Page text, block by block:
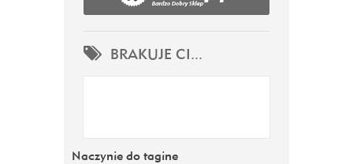
BRAKUJE CI...
Naczynie do tagine